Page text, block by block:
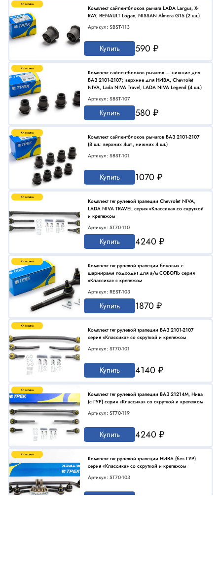
Классика
Комплект сайлентблоков рычага LADA Largus, X-
RAY, RENAULT Logan, NISSAN Almera G15 (2 шт.)
Артикул: SBST-113
Купить 590 ₽
Классика
Комплект сайлентблоков рычагов — нижние для
ВАЗ 2101-2107; верхние для НИВА, Chevrolet
NIVA, Lada NIVA Travel, LADA NIVA Legend (4 шт.)
Артикул: SBST-107
Купить 580 ₽
Классика
Комплект сайлентблоков рычагов ВАЗ 2101-2107
(8 шт.: верхних 4шт., нижних 4 шт.)
Артикул: SBST-101
Купить 1070 ₽
Классика
Комплект тяг рулевой трапеции Chevrolet NIVA,
LADA NIVA TRAVEL серия «Классика» со скруткой
и крепежом
Артикул: ST70-110
Купить 4240 ₽
Классика
Комплект тяг рулевой трапеции боковых с
шарнирами подходит для а/м СОБОЛЬ серия
«Классика» с крепежом
Артикул: REST-103
Купить 1870 ₽
Классика
Комплект тяг рулевой трапеции ВАЗ 2101-2107
серия «Классика» со скруткой и крепежом
Артикул: ST70-101
Купить 4140 ₽
Классика
Комплект тяг рулевой трапеции ВАЗ 21214М, Нива
(с ГУР) серия «Классика» со скруткой и крепежом
Артикул: ST70-119
Купить 4240 ₽
Классика
Комплект тяг рулевой трапеции НИВА (без ГУР)
серия «Классика» со скруткой и крепежом
Артикул: ST70-103